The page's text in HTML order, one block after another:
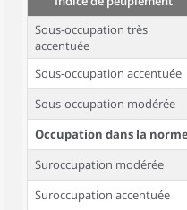
Sous-occupation très
accentuée
Sous-occupation accentuée
Sous-occupation modérée
Occupation dans la norme
Suroccupation modérée
Suroccupation accentuée